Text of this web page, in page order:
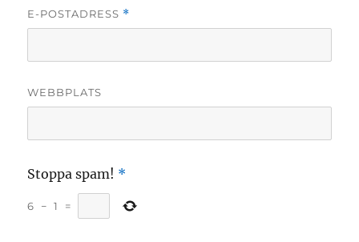
E-POSTADRESS *
WEBBPLATS
Stoppa spam! *
6 − 1 =